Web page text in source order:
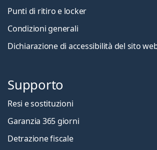
Punti di ritiro e locker
Condizioni generali
Dichiarazione di accessibilità del sito
Supporto
Resi e sostituzioni
Garanzia 365 giorni
Detrazione fiscale